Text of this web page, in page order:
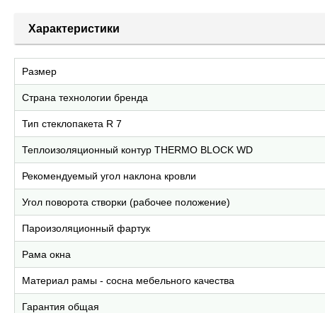
Характеристики
Размер
Страна технологии бренда
Тип стеклопакета R 7
Теплоизоляционный контур THERMO BLOCK WD
Рекомендуемый угол наклона кровли
Угол поворота створки (рабочее положение)
Пароизоляционный фартук
Рама окна
Материал рамы - сосна мебельного качества
Гарантия общая